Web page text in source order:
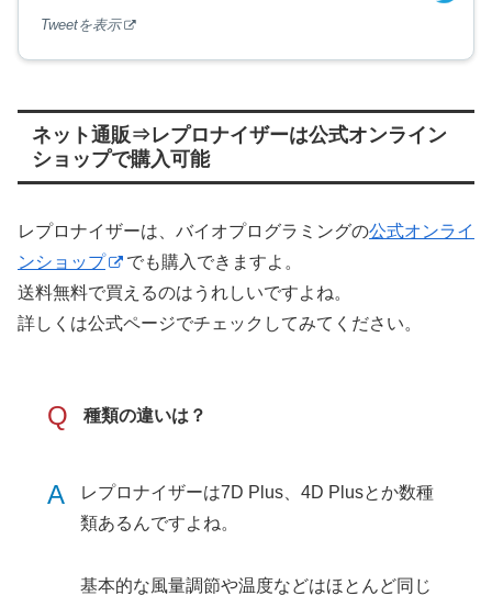
Tweetを表示
ネット通販⇒レプロナイザーは公式オンライン
ショップで購入可能
レプロナイザーは、バイオプログラミングの公式オンライ
ンショップ
でも購入できますよ。
送料無料で買えるのはうれしいですよね。
詳しくは公式ページでチェックしてみてください。
Q 種類の違いは？
A
レプロナイザーは7D Plus、4D Plusとか数種
類あるんですよね。
基本的な風量調節や温度などはほとんど同じ